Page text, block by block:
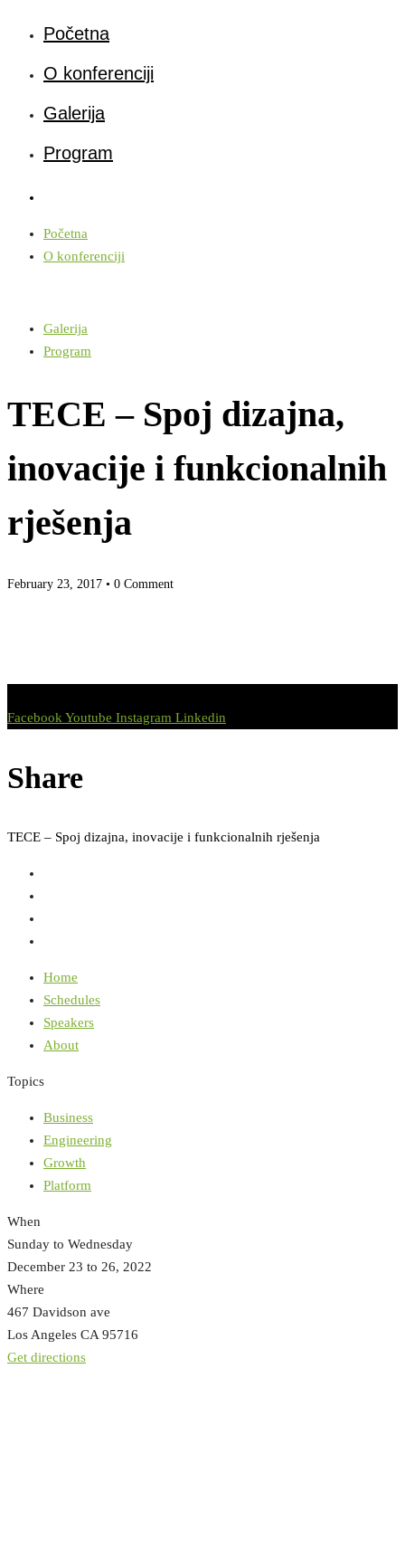
Početna
O konferenciji
Galerija
Program
Početna
O konferenciji
Galerija
Program
TECE – Spoj dizajna,
inovacije i funkcionalnih
rješenja
February 23, 2017 • 0 Comment
Facebook Youtube Instagram Linkedin
Share
TECE – Spoj dizajna, inovacije i funkcionalnih rješenja
Home
Schedules
Speakers
About
Topics
Business
Engineering
Growth
Platform
When
Sunday to Wednesday
December 23 to 26, 2022
Where
467 Davidson ave
Los Angeles CA 95716
Get directions